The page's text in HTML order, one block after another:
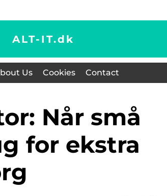
ALT-IT.dk
Us Cookies Contact
for ekstra